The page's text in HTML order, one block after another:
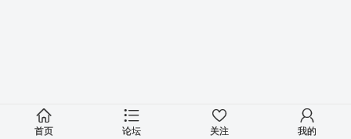
首页 论坛 关注 我的